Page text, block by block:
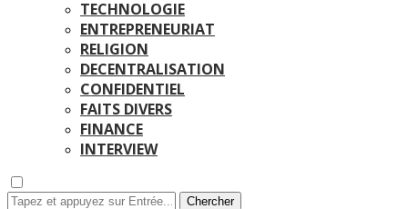
TECHNOLOGIE
ENTREPRENEURIAT
RELIGION
DECENTRALISATION
CONFIDENTIEL
FAITS DIVERS
FINANCE
INTERVIEW
Chercher